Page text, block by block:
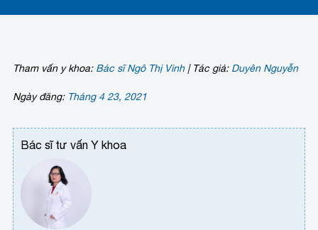
Tham vấn y khoa: Bác sĩ Ngô Thị Vinh |Tác giả: Duyên Nguyễn
Ngày đăng: Tháng 4 23, 2021
Bác sĩ tư vấn Y khoa